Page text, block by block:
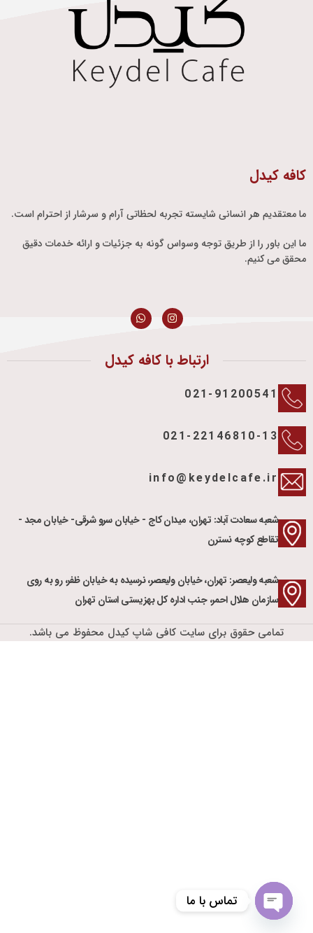
Kitchen
Leo uteu ullamcorper
کافه کیدل
ما معتقدیم هر انسانی شایسته تجربه لحظاتی آرام و سرشار از احترام است.
ما این باور را از طریق توجه وسواس گونه به جزئیات و ارائه خدمات دقیق
محقق می کنیم.
ارتباط با کافه کیدل
021-91200541
021-22146810-13
info@keydelcafe.ir
شعبه سعادت آباد: تهران، میدان کاج - خیابان سرو شرقی- خیابان مجد -
تقاطع کوچه نسترن
شعبه ولیعصر: تهران، خیابان ولیعصر، نرسیده به خیابان ظفر، رو به روی
سازمان هلال احمر، جنب اداره کل بهزیستی استان تهران
تمامی حقوق برای سایت کافی شاپ کیدل محفوظ می باشد.
تماس با ما